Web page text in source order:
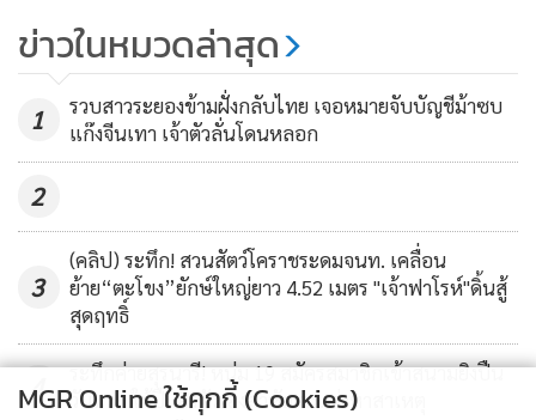
140
ข่าวในหมวดล่าสุด
1
รวบสาวระยองข้ามฝั่งกลับไทย เจอหมายจับบัญชีม้าซบ
แก๊งจีนเทา เจ้าตัวลั่นโดนหลอก
2
3
(คลิป) ระทึก! สวนสัตว์โคราชระดมจนท. เคลื่อน
ย้าย“ตะโขง”ยักษ์ใหญ่ยาว 4.52 เมตร "เจ้าฟาโรห์"ดิ้นสู้
สุดฤทธิ์
4
ระทึกค่ายสุรนารี! หนุ่ม 19 สมัครสมาชิกเข้าสนามยิงปืน
วันแรก ใช้ปืนยิงตัวเองสาหัส ตร.เร่งหาสาเหตุ
MGR Online ใช้คุกกี้ (Cookies)